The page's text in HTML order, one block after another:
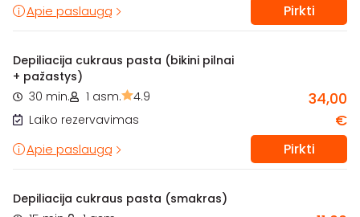
Apie paslaugą Pirkti
Depiliacija cukraus pasta (bikini pilnai
+ pažastys)
30 min.
1 asm.
4.9
Laiko rezervavimas
34,00
€
Apie paslaugą Pirkti
Depiliacija cukraus pasta (smakras)